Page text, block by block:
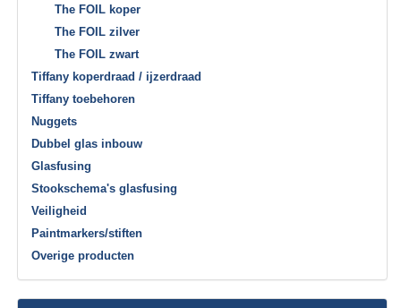
The FOIL koper
The FOIL zilver
The FOIL zwart
Tiffany koperdraad / ijzerdraad
Tiffany toebehoren
Nuggets
Dubbel glas inbouw
Glasfusing
Stookschema's glasfusing
Veiligheid
Paintmarkers/stiften
Overige producten